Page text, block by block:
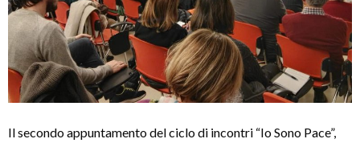
Il secondo appuntamento del ciclo di incontri “Io Sono Pace”,